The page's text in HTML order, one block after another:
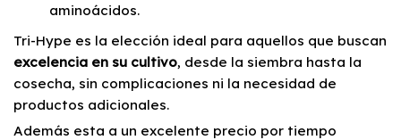
aminoácidos.
Tri-Hype es la elección ideal para aquellos que buscan
excelencia en su cultivo, desde la siembra hasta la
cosecha, sin complicaciones ni la necesidad de
productos adicionales.
Además esta a un excelente precio por tiempo